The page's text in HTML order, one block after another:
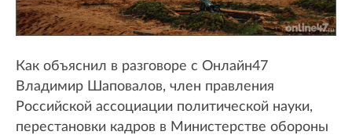
Как объяснил в разговоре с Онлайн47
Владимир Шаповалов, член правления
Российской ассоциации политической науки,
перестановки кадров в Министерстве обороны